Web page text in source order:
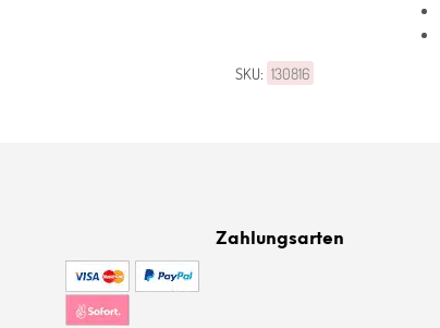
SKU: 130816
Zahlungsarten